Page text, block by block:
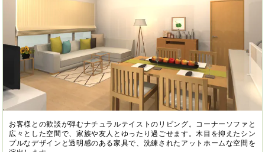
お客様との歓談が弾むナチュラルテイストのリビング。コーナーソファと
広々とした空間で、家族や友人とゆったり過ごせます。木目を抑えたシン
プルなデザインと透明感のある家具で、洗練されたアットホームな空間を